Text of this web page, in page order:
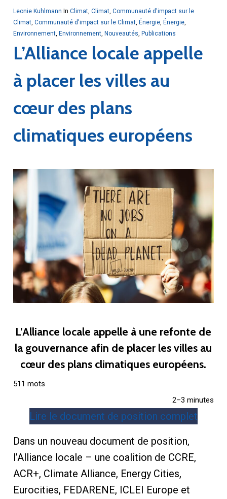
Leonie Kuhlmann In Climat, Climat, Communauté d'impact sur le
Climat, Communauté d'impact sur le Climat, Énergie, Énergie,
Environnement, Environnement, Nouveautés, Publications
L’Alliance locale appelle
à placer les villes au
cœur des plans
climatiques européens
L’Alliance locale appelle à une refonte de
la gouvernance afin de placer les villes au
cœur des plans climatiques européens.
511 mots
2–3 minutes
Lire le document de position complet
Dans un nouveau document de position,
l’Alliance locale – une coalition de CCRE,
ACR+, Climate Alliance, Energy Cities,
Eurocities, FEDARENE, ICLEI Europe et